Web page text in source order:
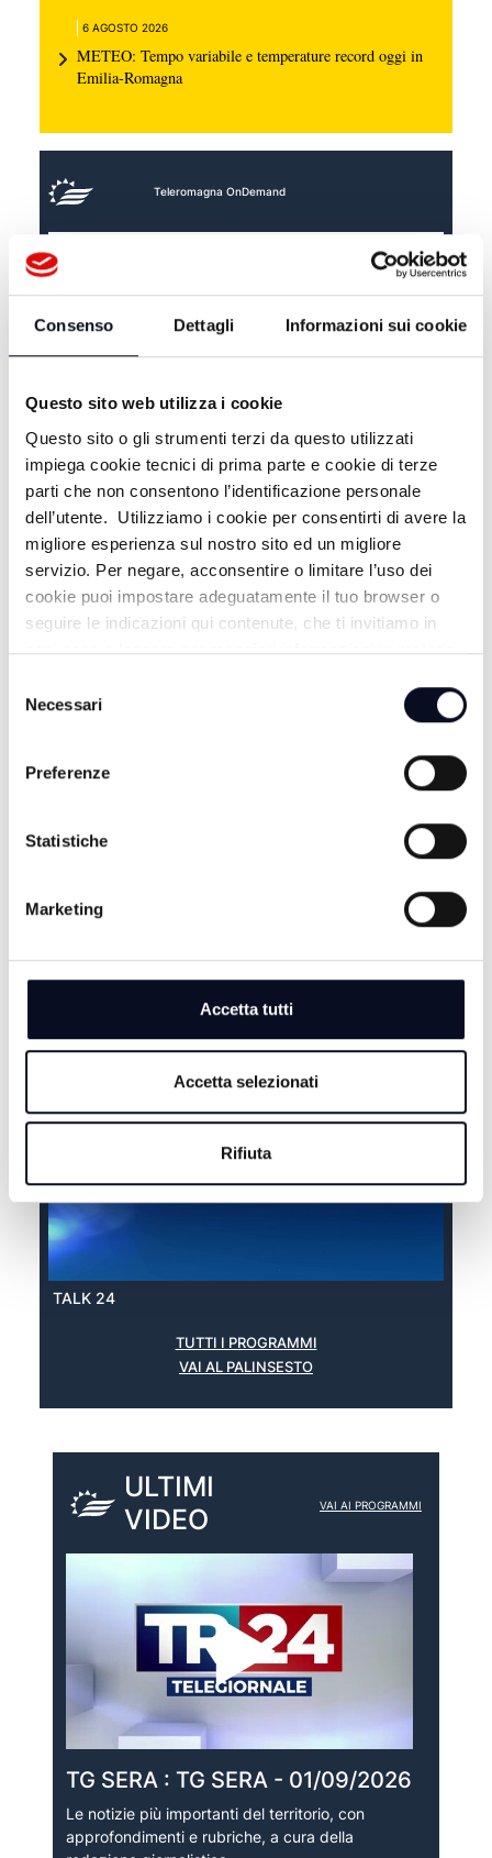
Consenso Dettagli Informazioni sui cookie
Questo sito web utilizza i cookie
Questo sito o gli strumenti terzi da questo utilizzati
impiega cookie tecnici di prima parte e cookie di terze
parti che non consentono l’identificazione personale
dell’utente. Utilizziamo i cookie per consentirti di avere la
migliore esperienza sul nostro sito ed un migliore
servizio. Per negare, acconsentire o limitare l’uso dei
cookie puoi impostare adeguatamente il tuo browser o
seguire le indicazioni qui contenute, che ti invitiamo in
ogni caso a leggere per maggiori informazioni in materia
delNecessari
Preferenze
Statistiche
Marketing
Accetta tutti
Accetta selezionati
Rifiuta
6 AGOSTO 2026
METEO: Tempo variabile e temperature record oggi in
Emilia-Romagna
Teleromagna OnDemand
TG SERA
TALK 24
TUTTI I PROGRAMMI
VAI AL PALINSESTO
ULTIMI
VIDEO
VAI AI PROGRAMMI
TG SERA : TG SERA - 01/09/2026
Le notizie più importanti del territorio, con
approfondimenti e rubriche, a cura della